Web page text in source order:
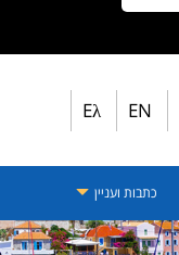
EN
Eλ
כתבות ועניין